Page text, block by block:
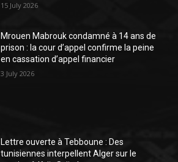
15 July 2026
Mrouen Mabrouk condamné à 14 ans de
prison : la cour d’appel confirme la peine
en cassation d’appel financier
3 July 2026
Lettre ouverte à Tebboune : Des
tunisiennes interpellent Alger sur le